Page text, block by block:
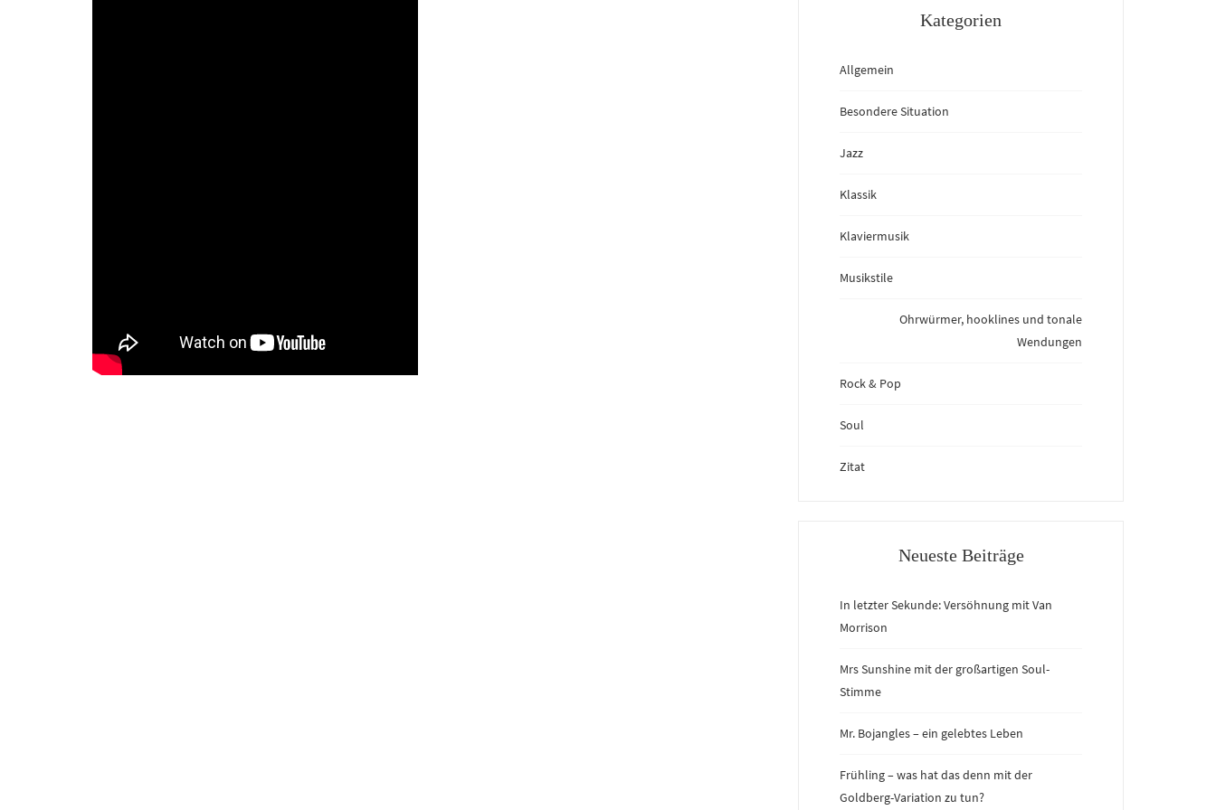
Kategorien
Allgemein
Besondere Situation
Jazz
Klassik
Klaviermusik
Musikstile
Ohrwürmer, hooklines und tonale
Wendungen
Rock & Pop
Soul
Zitat
Neueste Beiträge
In letzter Sekunde: Versöhnung mit Van
Morrison
Mrs Sunshine mit der großartigen Soul-
Stimme
Mr. Bojangles – ein gelebtes Leben
Frühling – was hat das denn mit der
Goldberg-Variation zu tun?